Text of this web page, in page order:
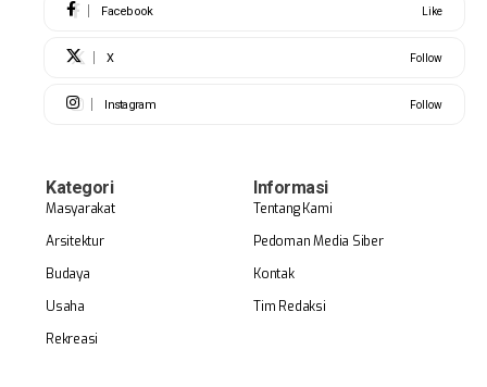
Facebook Like
X Follow
Instagram Follow
Kategori
Masyarakat
Arsitektur
Budaya
Usaha
Rekreasi
Informasi
Tentang Kami
Pedoman Media Siber
Kontak
Tim Redaksi